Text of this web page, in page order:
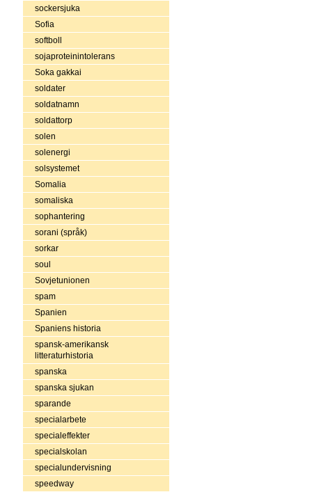
sockersjuka
Sofia
softboll
sojaproteinintolerans
Soka gakkai
soldater
soldatnamn
soldattorp
solen
solenergi
solsystemet
Somalia
somaliska
sophantering
sorani (språk)
sorkar
soul
Sovjetunionen
spam
Spanien
Spaniens historia
spansk-amerikansk
litteraturhistoria
spanska
spanska sjukan
sparande
specialarbete
specialeffekter
specialskolan
specialundervisning
speedway